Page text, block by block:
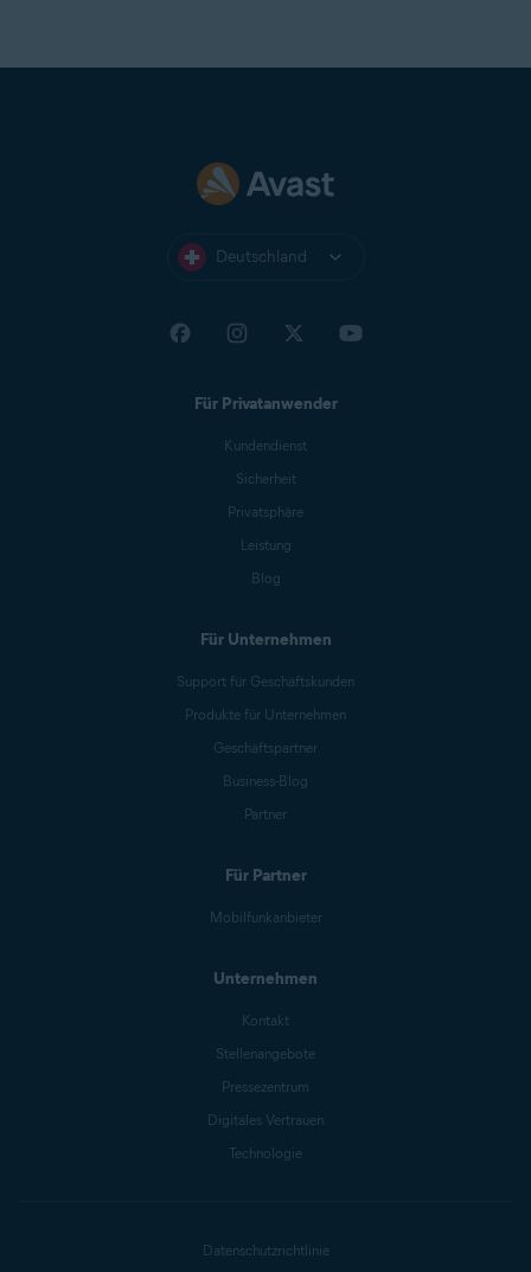
Deutschland
Für Privatanwender
Kundendienst
Sicherheit
Privatsphäre
Leistung
Blog
Für Unternehmen
Support für Geschäftskunden
Produkte für Unternehmen
Geschäftspartner
Business-Blog
Partner
Für Partner
Mobilfunkanbieter
Unternehmen
Kontakt
Stellenangebote
Pressezentrum
Digitales Vertrauen
Technologie
Datenschutzrichtlinie